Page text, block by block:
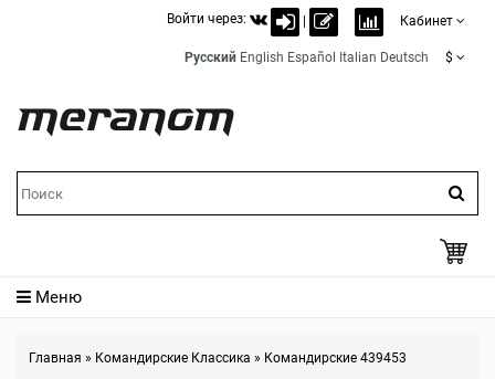
Войти через: Кабинет
Русский English Español Italian Deutsch $
Меню
Главная » Командирские Классика » Командирские 439453